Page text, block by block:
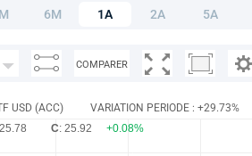
6M 1A 2A 5A
COMPARER
USD (ACC) VARIATION PERIODE : +29.73%
C: 25.92 +0.08%